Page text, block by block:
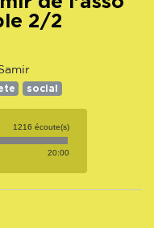
2/2
social
1216 écoute(s)
20:00